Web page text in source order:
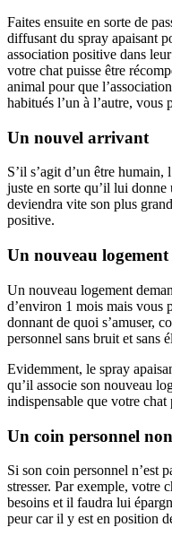
Faites ensuite en sorte de
diffusant du spray apaisant
association positive dans
votre chat puisse être
animal pour que
habitués l’un à l’autre, vous
Un nouvel arrivant
S’il s’agit d’un être
juste en sorte qu’il lui
deviendra vite son plus
positive.
Un nouveau logement
Un nouveau logement
d’environ 1 mois mais vous
donnant de quoi s’amuser,
personnel sans bruit et sans
Evidemment, le spray
qu’il associe son nouveau
indispensable que votre
Un coin personnel
Si son coin personnel n’est
stresser. Par exemple, votre
besoins et il faudra lui
peur car il y est en position